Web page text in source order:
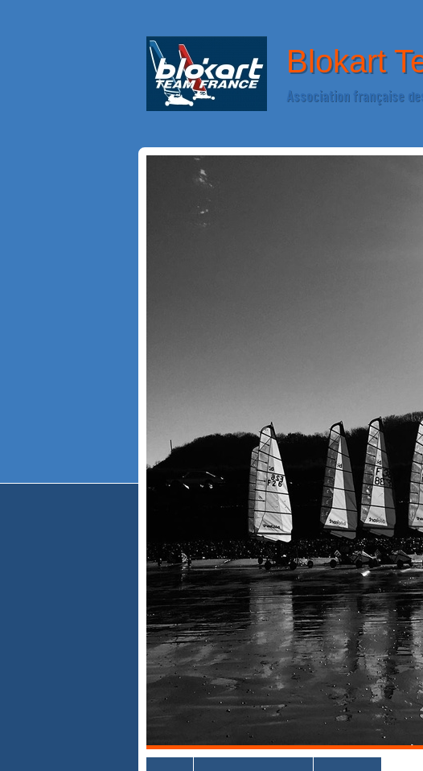
Blokart
Association française